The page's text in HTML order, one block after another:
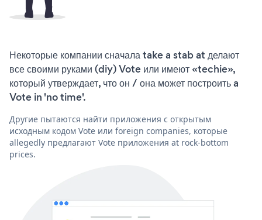
Некоторые компании сначала take a stab at делают
все своими руками (diy) Vote или имеют «techie»,
который утверждает, что он / она может построить a
Vote in 'no time'.
Другие пытаются найти приложения с открытым
исходным кодом Vote или foreign companies, которые
allegedly предлагают Vote приложения at rock-bottom
prices.